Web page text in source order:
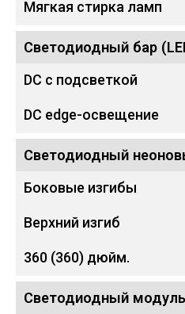
Мягкая стирка ламп
Светодиодный бар
DC с подсветкой
DC edge-освещение
Светодиодный
Боковые изгибы
Верхний изгиб
360 (360) дюйм.
Светодиодный модуль